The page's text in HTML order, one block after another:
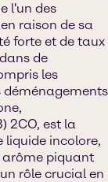
l'un des
raison de sa
forte et de taux
de
les
déménagements
2CO, est la
liquide incolore,
arôme piquant
rôle crucial en